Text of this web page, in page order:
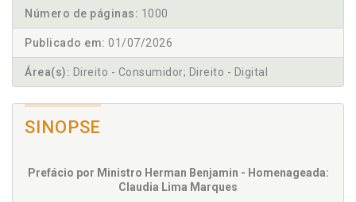
Número de páginas: 1000
Publicado em: 01/07/2026
Área(s): Direito - Consumidor; Direito - Digital
SINOPSE
Prefácio por Ministro Herman Benjamin - Homenageada:
Claudia Lima Marques